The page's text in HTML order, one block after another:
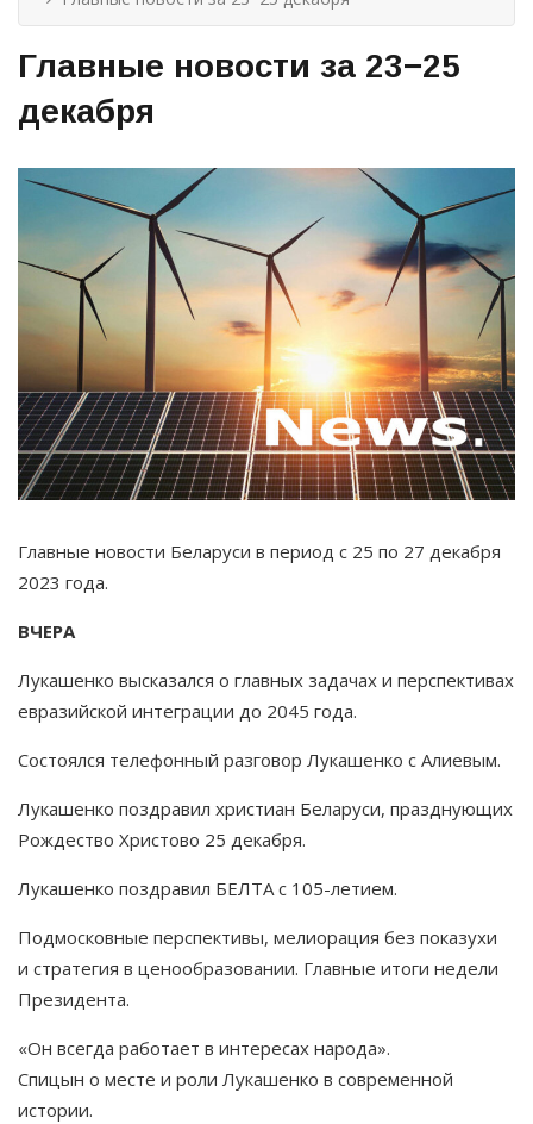
Главные новости за 23−25
декабря
Главные новости Беларуси в период с 25 по 27 декабря
2023 года.
ВЧЕРА
Лукашенко высказался о главных задачах и перспективах
евразийской интеграции до 2045 года.
Состоялся телефонный разговор Лукашенко с Алиевым.
Лукашенко поздравил христиан Беларуси, празднующих
Рождество Христово 25 декабря.
Лукашенко поздравил БЕЛТА с 105-летием.
Подмосковные перспективы, мелиорация без показухи
и стратегия в ценообразовании. Главные итоги недели
Президента.
«Он всегда работает в интересах народа».
Спицын о месте и роли Лукашенко в современной
истории.